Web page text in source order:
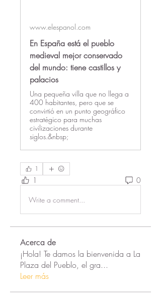
www.elespanol.com
En España está el pueblo
medieval mejor conservado
del mundo: tiene castillos y
palacios
Una pequeña villa que no llega a
400 habitantes, pero que se
convirtió en un punto geográfico
estratégico para muchas
civilizaciones durante
siglos.&nbsp;
1
1 0
Write a comment...
Acerca de
¡Hola! Te damos la bienvenida a La
Plaza del Pueblo, el gra...
Leer más